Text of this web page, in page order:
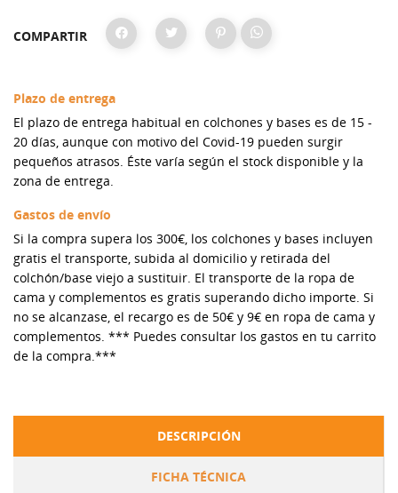
COMPARTIR
Plazo de entrega
El plazo de entrega habitual en colchones y bases es de 15 -
20 días, aunque con motivo del Covid-19 pueden surgir
pequeños atrasos. Éste varía según el stock disponible y la
zona de entrega.
Gastos de envío
Si la compra supera los 300€, los colchones y bases incluyen
gratis el transporte, subida al domicilio y retirada del
colchón/base viejo a sustituir. El transporte de la ropa de
cama y complementos es gratis superando dicho importe. Si
no se alcanzase, el recargo es de 50€ y 9€ en ropa de cama y
complementos. *** Puedes consultar los gastos en tu carrito
de la compra.***
DESCRIPCIÓN
FICHA TÉCNICA